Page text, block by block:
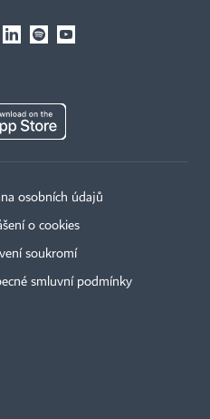
osobních údajů
o cookies
soukromí
smluvní podmínky